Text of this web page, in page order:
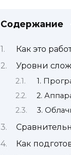
Содержание
Как это
Уровни
1.
2.
3.
Как